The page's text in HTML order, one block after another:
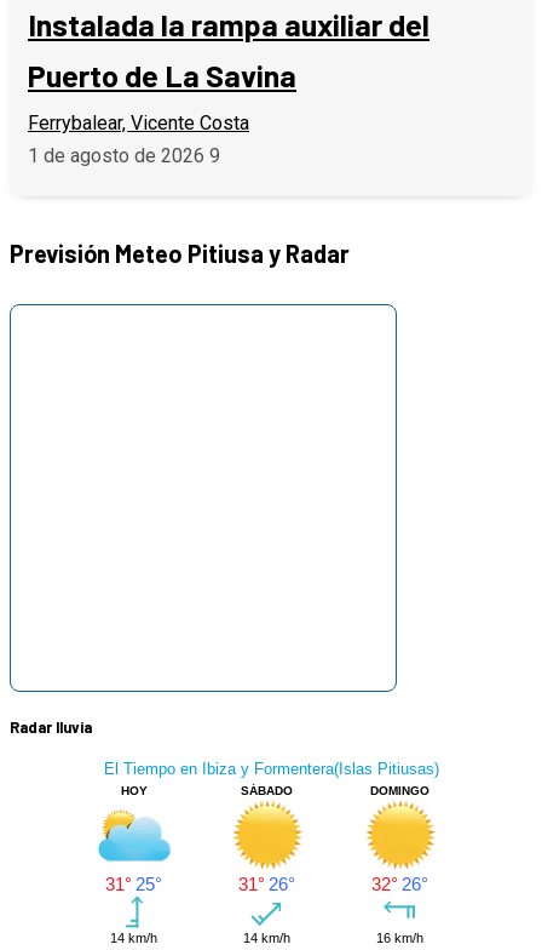
Instalada la rampa auxiliar del
Puerto de La Savina
Ferrybalear, Vicente Costa
1 de agosto de 2026 9
Previsión Meteo Pitiusa y Radar
Radar lluvia